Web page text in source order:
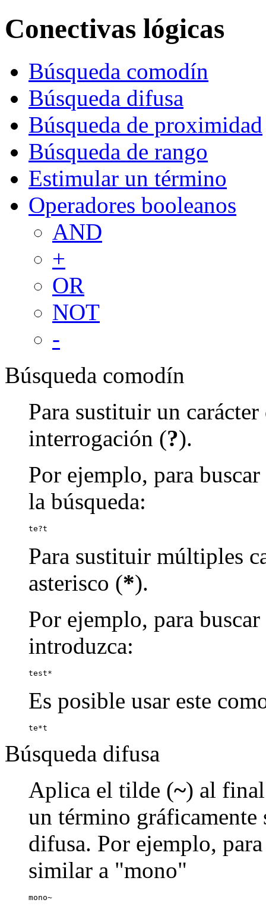
Conectivas lógicas
Búsqueda comodín
Búsqueda difusa
Búsqueda de proximidad
Búsqueda de rango
Estimular un término
Operadores booleanos
AND
+
OR
NOT
-
Búsqueda comodín
Para sustituir un
interrogación (?).
Por ejemplo, para
la búsqueda:
te?t
Para sustituir múltiples
asterisco (*).
Por ejemplo, para
introduzca:
test*
Es posible usar este
te*t
Búsqueda difusa
Aplica el tilde (~) al
un término gráficamente
difusa. Por ejemplo,
similar a "mono"
mono~